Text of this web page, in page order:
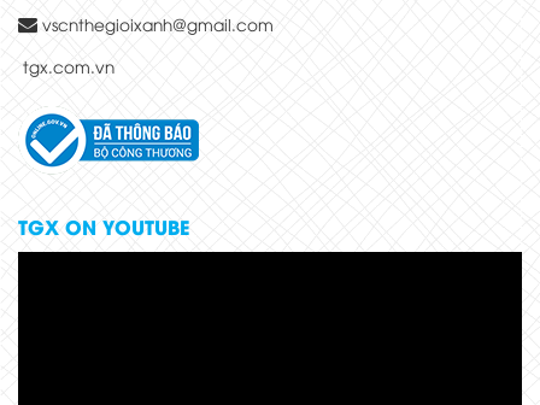
vscnthegioixanh@gmail.com
tgx.com.vn
TGX ON YOUTUBE